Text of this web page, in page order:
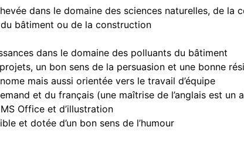
dans le domaine des sciences naturelles, de
bâtiment ou de la construction
dans le domaine des polluants du bâtiment
un bon sens de la persuasion et une bonne
mais aussi orientée vers le travail d’équipe
et du français (une maîtrise de l’anglais est un
Office et d’illustration
et dotée d’un bon sens de l’humour